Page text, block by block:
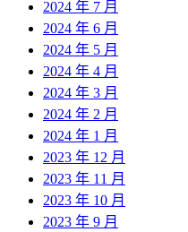
2024 年 7 月
2024 年 6 月
2024 年 5 月
2024 年 4 月
2024 年 3 月
2024 年 2 月
2024 年 1 月
2023 年 12 月
2023 年 11 月
2023 年 10 月
2023 年 9 月